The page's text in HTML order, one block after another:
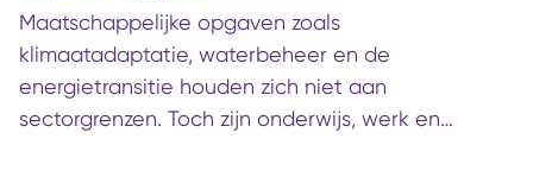
Maatschappelijke opgaven zoals
klimaatadaptatie, waterbeheer en de
energietransitie houden zich niet aan
sectorgrenzen. Toch zijn onderwijs, werk en